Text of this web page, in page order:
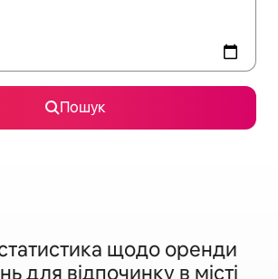
Пошук
щодо оренди
для відпочинку в місті